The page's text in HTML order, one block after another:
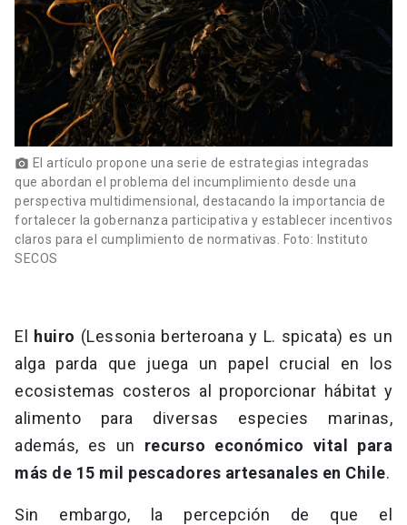
photo_camera El artículo propone una serie de estrategias integradas
que abordan el problema del incumplimiento desde una
perspectiva multidimensional, destacando la importancia de
fortalecer la gobernanza participativa y establecer incentivos
claros para el cumplimiento de normativas. Foto: Instituto
SECOS
El huiro (Lessonia berteroana y L. spicata) es un
alga parda que juega un papel crucial en los
ecosistemas costeros al proporcionar hábitat y
alimento para diversas especies marinas,
además, es un recurso económico vital para
más de 15 mil pescadores artesanales en Chile.
Sin embargo, la percepción de que el